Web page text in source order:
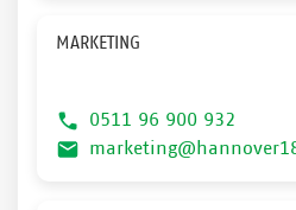
MARKETING
0511 96 900 932